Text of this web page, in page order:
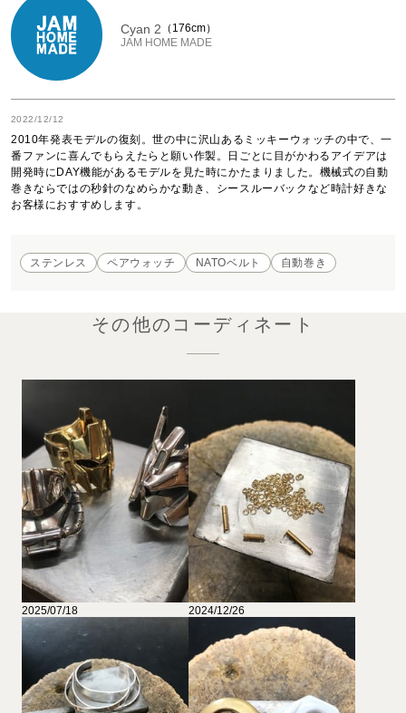
Cyan 2
JAM HOME MADE
176cm
2022/12/12
2010年発表モデルの復刻。世の中に沢山あるミッキーウォッチの中で、一
番ファンに喜んでもらえたらと願い作製。日ごとに目がかわるアイデアは
開発時にDAY機能があるモデルを見た時にかたまりました。機械式の自動
巻きならではの秒針のなめらかな動き、シースルーバックなど時計好きな
お客様におすすめします。
ステンレス ペアウォッチ NATOベルト 自動巻き
その他のコーディネート
2025/07/18 2024/12/26